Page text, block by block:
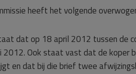
heeft het volgende
dat op 18 april 2012 tussen de
2012. Ook staat vast dat de koper
en dat bij die brief twee